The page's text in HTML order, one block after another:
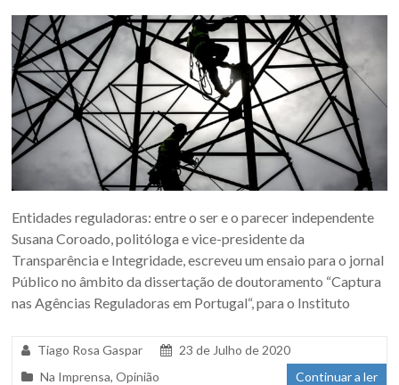
Entidades reguladoras: entre o ser e o parecer independente
Susana Coroado, politóloga e vice-presidente da
Transparência e Integridade, escreveu um ensaio para o jornal
Público no âmbito da dissertação de doutoramento “Captura
nas Agências Reguladoras em Portugal“, para o Instituto
Tiago Rosa Gaspar
23 de Julho de 2020
Na Imprensa,Opinião Continuar a ler